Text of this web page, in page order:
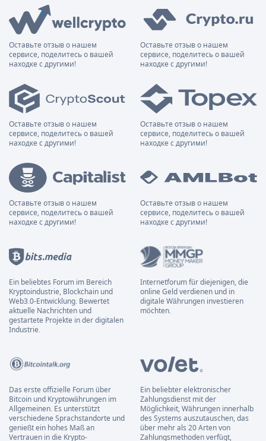
Оставьте отзыв о нашем
сервисе, поделитесь о вашей
находке с другими!
Оставьте отзыв о нашем
сервисе, поделитесь о вашей
находке с другими!
Оставьте отзыв о нашем
сервисе, поделитесь о вашей
находке с другими!
Оставьте отзыв о нашем
сервисе, поделитесь о вашей
находке с другими!
Оставьте отзыв о нашем
сервисе, поделитесь о вашей
находке с другими!
Оставьте отзыв о нашем
сервисе, поделитесь о вашей
находке с другими!
Ein beliebtes Forum im Bereich
Kryptoindustrie, Blockchain und
Web3.0-Entwicklung. Bewertet
aktuelle Nachrichten und
gestartete Projekte in der digitalen
Industrie.
Internetforum für diejenigen, die
online Geld verdienen und in
digitale Währungen investieren
möchten.
Das erste offizielle Forum über
Bitcoin und Kryptowährungen im
Allgemeinen. Es unterstützt
verschiedene Sprachstandorte und
genießt ein hohes Maß an
Vertrauen in die Krypto-
Ein beliebter elektronischer
Zahlungsdienst mit der
Möglichkeit, Währungen innerhalb
des Systems auszutauschen, das
über mehr als 20 Arten von
Zahlungsmethoden verfügt,